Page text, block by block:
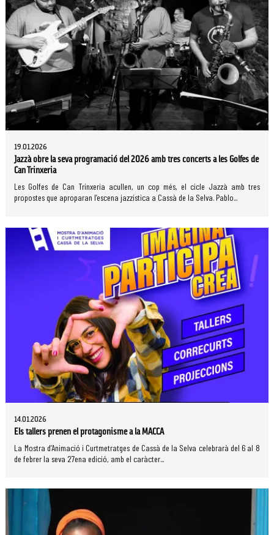
19.01.2026
Jazzà obre la seva programació del 2026 amb tres concerts a les Golfes de
Can Trinxeria
Les Golfes de Can Trinxeria acullen, un cop més, el cicle Jazzà amb tres
propostes que aproparan l’escena jazzística a Cassà de la Selva. Pablo...
14.01.2026
Els tallers prenen el protagonisme a la MACCA
La Mostra d’Animació i Curtmetratges de Cassà de la Selva celebrarà del 6 al 8
de febrer la seva 27ena edició, amb el caràcter...